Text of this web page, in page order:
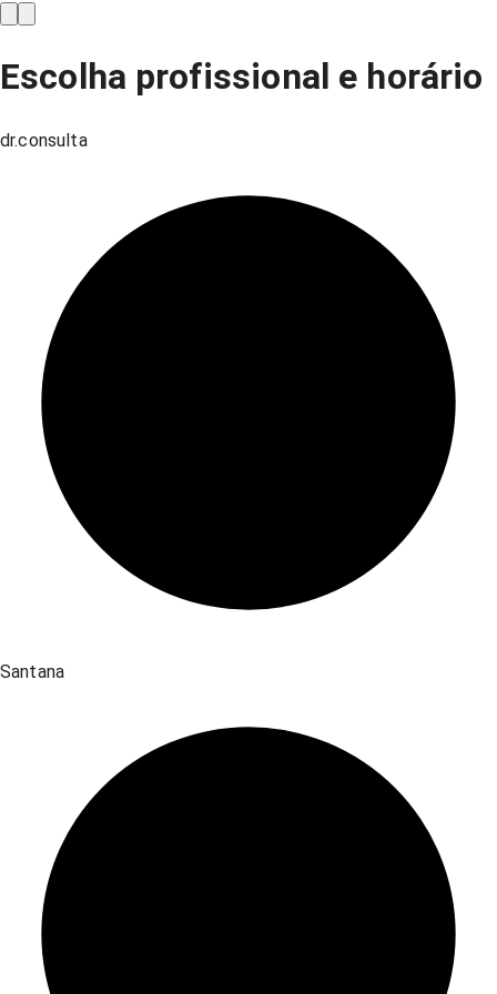
Escolha profissional e horário
dr.consulta
Santana